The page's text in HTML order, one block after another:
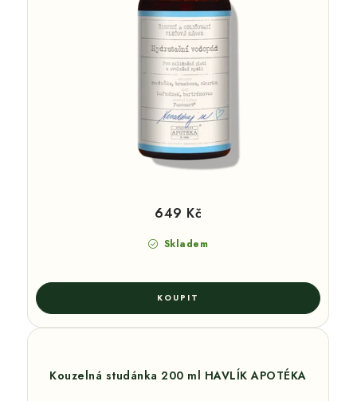
Skladem
649 Kč
Kouzelná studánka 200 ml HAVLÍK APOTÉKA